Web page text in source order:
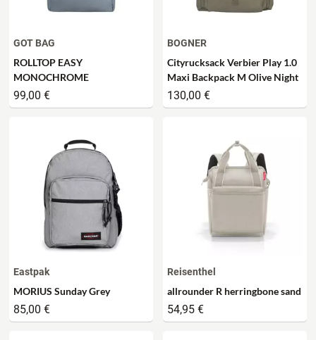
GOT BAG
ROLLTOP EASY
MONOCHROME
99,00 €
BOGNER
Cityrucksack Verbier Play 1.0
Maxi Backpack M Olive Night
130,00 €
Eastpak
MORIUS Sunday Grey
85,00 €
Reisenthel
allrounder R herringbone sand
54,95 €